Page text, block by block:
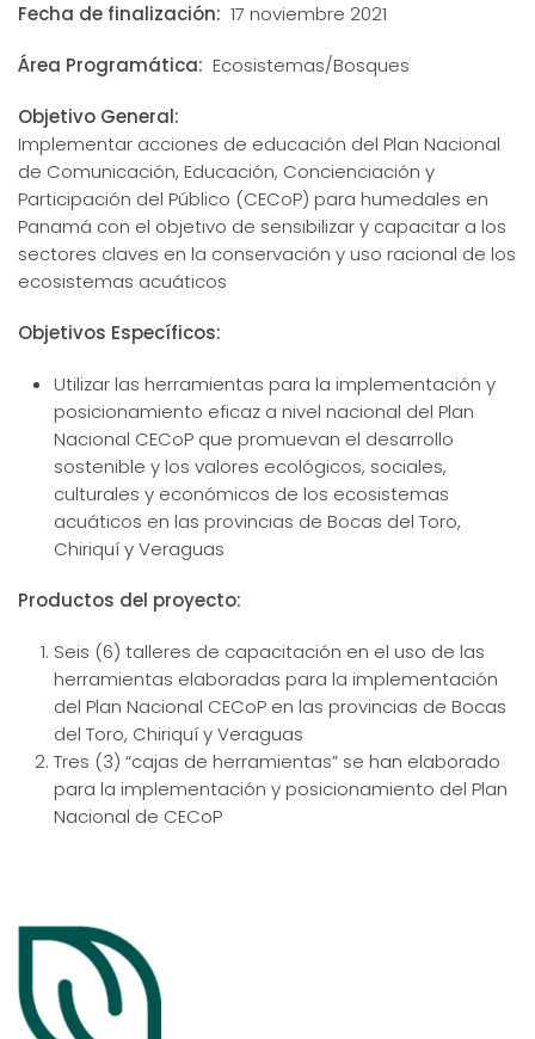
Fecha de finalización: 17 noviembre 2021
Área Programática: Ecosistemas/Bosques
Objetivo General:
Implementar acciones de educación del Plan Nacional
de Comunicación, Educación, Concienciación y
Participación del Público (CECoP) para humedales en
Panamá con el objetivo de sensibilizar y capacitar a los
sectores claves en la conservación y uso racional de los
ecosistemas acuáticos
Objetivos Específicos:
Utilizar las herramientas para la implementación y
posicionamiento eficaz a nivel nacional del Plan
Nacional CECoP que promuevan el desarrollo
sostenible y los valores ecológicos, sociales,
culturales y económicos de los ecosistemas
acuáticos en las provincias de Bocas del Toro,
Chiriquí y Veraguas
Productos del proyecto:
Seis (6) talleres de capacitación en el uso de las
herramientas elaboradas para la implementación
del Plan Nacional CECoP en las provincias de Bocas
del Toro, Chiriquí y Veraguas
Tres (3) “cajas de herramientas” se han elaborado
para la implementación y posicionamiento del Plan
Nacional de CECoP